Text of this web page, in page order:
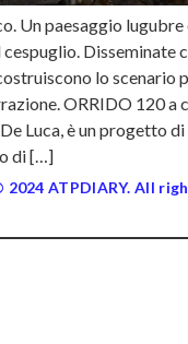
Un paesaggio lugubre
Disseminate
lo scenario
ORRIDO 120 a
Luca, è un progetto
di […]
ATPDIARY. All